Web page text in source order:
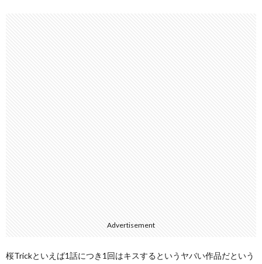
Advertisement
桜Trickといえば1話につき1回はキスするというヤバい作品だという